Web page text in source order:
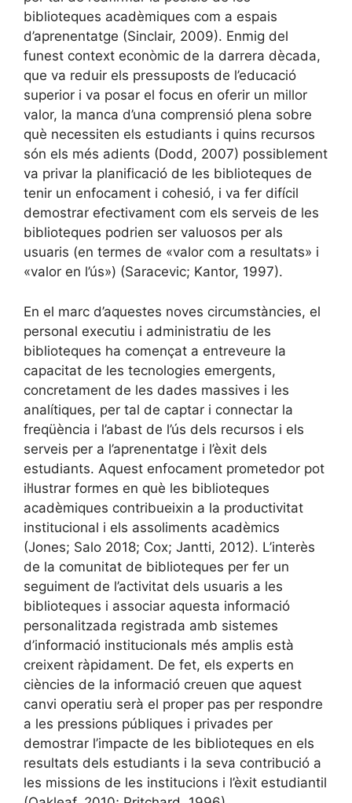
biblioteques acadèmiques com a espais
d’aprenentatge (Sinclair, 2009). Enmig del
funest context econòmic de la darrera dècada,
que va reduir els pressuposts de l’educació
superior i va posar el focus en oferir un millor
valor, la manca d’una comprensió plena sobre
què necessiten els estudiants i quins recursos
són els més adients (Dodd, 2007) possiblement
va privar la planificació de les biblioteques de
tenir un enfocament i cohesió, i va fer difícil
demostrar efectivament com els serveis de les
biblioteques podrien ser valuosos per als
usuaris (en termes de «valor com a resultats» i
«valor en l’ús») (Saracevic; Kantor, 1997).
En el marc d’aquestes noves circumstàncies, el
personal executiu i administratiu de les
biblioteques ha començat a entreveure la
capacitat de les tecnologies emergents,
concretament de les dades massives i les
analítiques, per tal de captar i connectar la
freqüència i l’abast de l’ús dels recursos i els
serveis per a l’aprenentatge i l’èxit dels
estudiants. Aquest enfocament prometedor pot
il·lustrar formes en què les biblioteques
acadèmiques contribueixin a la productivitat
institucional i els assoliments acadèmics
(Jones; Salo 2018; Cox; Jantti, 2012). L’interès
de la comunitat de biblioteques per fer un
seguiment de l’activitat dels usuaris a les
biblioteques i associar aquesta informació
personalitzada registrada amb sistemes
d’informació institucionals més amplis està
creixent ràpidament. De fet, els experts en
ciències de la informació creuen que aquest
canvi operatiu serà el proper pas per respondre
a les pressions públiques i privades per
demostrar l’impacte de les biblioteques en els
resultats dels estudiants i la seva contribució a
les missions de les institucions i l’èxit estudiantil